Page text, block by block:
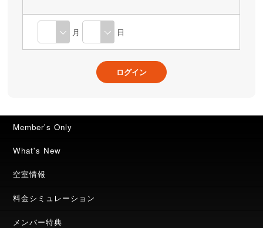
月 日
Member's Only
What's New
空室情報
料金シミュレーション
メンバー特典